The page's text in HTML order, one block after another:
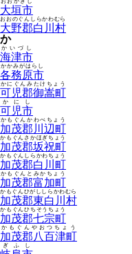
大垣市
おおがきし
大野郡白川村
おおのぐんしらかわむら
か
海津市
かいづし
各務原市
かかみがはらし
可児郡御嵩町
かにぐんみたけちょう
可児市
かにし
加茂郡川辺町
かもぐんかわべちょう
加茂郡坂祝町
かもぐんさかほぎちょう
加茂郡白川町
かもぐんしらかわちょう
加茂郡富加町
かもぐんとみかちょう
加茂郡東白川村
かもぐんひがししらかわむら
加茂郡七宗町
かもぐんひちそうちょう
加茂郡八百津町
かもぐんやおつちょう
ぎふし